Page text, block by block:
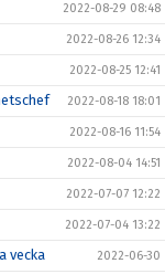
2022-08-29 08:48
2022-08-26 12:34
2022-08-25 12:41
2022-08-18 18:01
2022-08-16 11:54
2022-08-04 14:51
2022-07-07 12:22
2022-07-04 13:22
vecka 2022-06-30